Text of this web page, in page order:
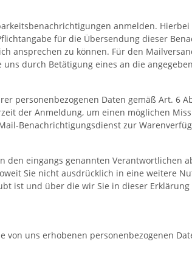
anmelden.
für die Übersendung dieser
ansprechen zu können. Für den
durch Betätigung eines an die
Daten gemäß Art. 6
der Anmeldung, um einen möglichen
Benachrichtigungsdienst zur
eingangs genannten Verantwortlichen
Sie nicht ausdrücklich in eine weitere
ist und über die wir Sie in dieser
uns erhobenen personenbezogenen